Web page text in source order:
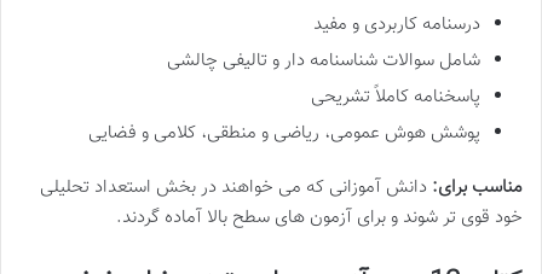
درسنامه کاربردی و مفید
شامل سوالات شناسنامه دار و تالیفی چالشی
پاسخنامه کاملاً تشریحی
پوشش هوش عمومی، ریاضی و منطقی، کلامی و فضایی
مناسب برای: دانش آموزانی که می خواهند در بخش استعداد تحلیلی
خود قوی تر شوند و برای آزمون های سطح بالا آماده گردند.